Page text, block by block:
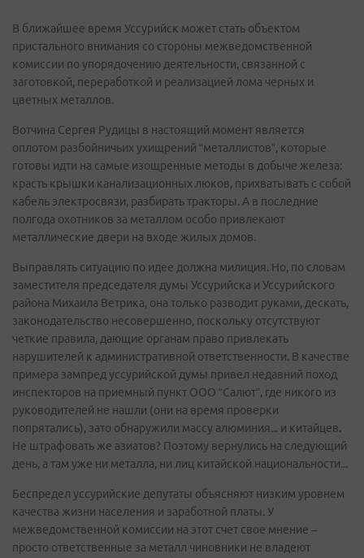
В ближайшее время Уссурийск может стать объектом
пристального внимания со стороны межведомственной
комиссии по упорядочению деятельности, связанной с
заготовкой, переработкой и реализацией лома черных и
цветных металлов.
Вотчина Сергея Рудицы в настоящий момент является
оплотом разбойничьих ухищрений “металлистов”, которые
готовы идти на самые изощренные методы в добыче железа:
красть крышки канализационных люков, прихватывать с собой
кабель электросвязи, разбирать тракторы. А в последние
полгода охотников за металлом особо привлекают
металлические двери на входе жилых домов.
Выправлять ситуацию по идее должна милиция. Но, по словам
заместителя председателя думы Уссурийска и Уссурийского
района Михаила Ветрика, она только разводит руками, дескать,
законодательство несовершенно, поскольку отсутствуют
четкие правила, дающие органам право привлекать
нарушителей к административной ответственности. В качестве
примера зампред уссурийской думы привел недавний поход
инспекторов на приемный пункт ООО “Салют”, где никого из
руководителей не нашли (они на время проверки
попрятались), зато обнаружили массу алюминия... и китайцев.
Не штрафовать же азиатов? Поэтому вернулись на следующий
день, а там уже ни металла, ни лиц китайской национальности...
Беспредел уссурийские депутаты объясняют низким уровнем
качества жизни населения и заработной платы. У
межведомственной комиссии на этот счет свое мнение –
просто ответственные за металл чиновники не владеют